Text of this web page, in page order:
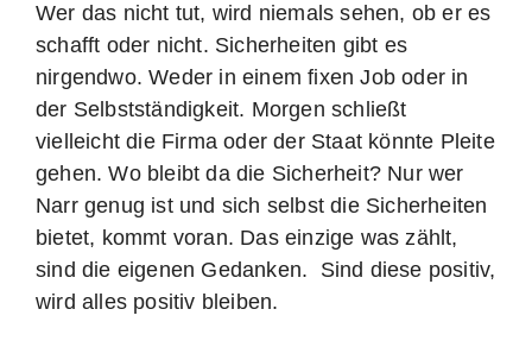
Wer das nicht tut, wird niemals sehen, ob er es
schafft oder nicht. Sicherheiten gibt es
nirgendwo. Weder in einem fixen Job oder in
der Selbstständigkeit. Morgen schließt
vielleicht die Firma oder der Staat könnte Pleite
gehen. Wo bleibt da die Sicherheit? Nur wer
Narr genug ist und sich selbst die Sicherheiten
bietet, kommt voran. Das einzige was zählt,
sind die eigenen Gedanken. Sind diese positiv,
wird alles positiv bleiben.